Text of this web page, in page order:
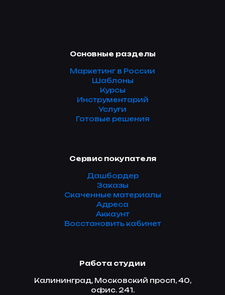
Основные разделы
Маркетинг в России
Шаблоны
Курсы
Инструментарий
Услуги
Готовые решения
Сервис покупателя
Дашбордер
Заказы
Скаченные материалы
Адреса
Аккаунт
Восстановить кабинет
Работа студии
Калининград, Московский просп, 40,
офис. 241.